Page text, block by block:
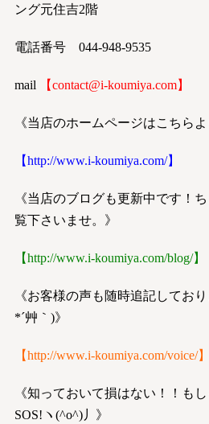
ング元住吉2階
電話番号 044-948-9535
mail 【contact@i-koumiya.com】
《当店のホームページはこちらよ
【http://www.i-koumiya.com/】
《当店のブログも更新中です！
覧下さいませ。》
【http://www.i-koumiya.com/blog/】
《お客様の声も随時追記してお
*´艸｀)》
【http://www.i-koumiya.com/voice/】
《知っておいて損はない！！も
SOS!ヽ(^o^)丿》